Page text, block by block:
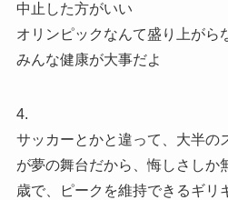
中止した方がいい
オリンピックなんて盛り上がら
みんな健康が大事だよ
4.
サッカーとかと違って、大半の
が夢の舞台だから、悔しさしか
歳で、ピークを維持できるギリ